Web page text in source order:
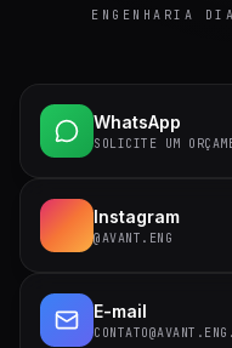
ENGENHARIA
WhatsApp
SOLICITE UM
Instagram
@AVANT.ENG
E-mail